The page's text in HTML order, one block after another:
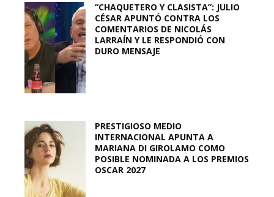
“CHAQUETERO Y CLASISTA”: JULIO
CÉSAR APUNTÓ CONTRA LOS
COMENTARIOS DE NICOLÁS
LARRAÍN Y LE RESPONDIÓ CON
DURO MENSAJE
PRESTIGIOSO MEDIO
INTERNACIONAL APUNTA A
MARIANA DI GIROLAMO COMO
POSIBLE NOMINADA A LOS PREMIOS
OSCAR 2027